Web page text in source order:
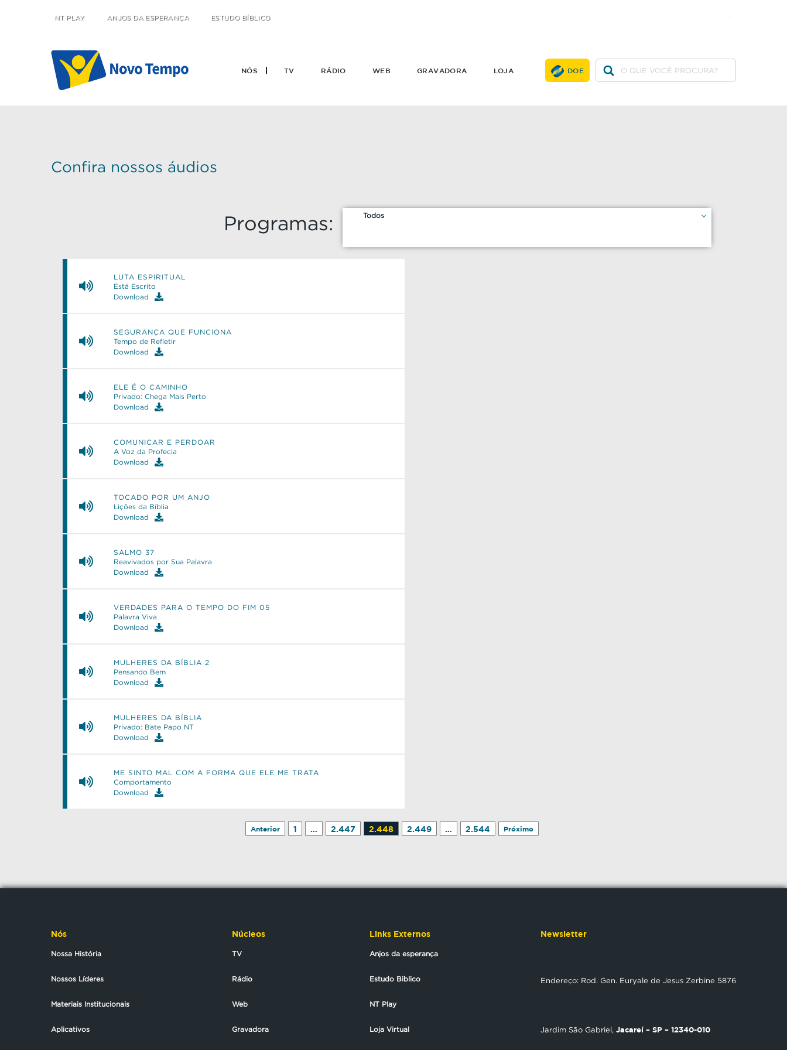
NÓS TV RÁDIO WEB
NT PLAY ANJOS DA ESPERANÇA ESTUDO BÍBLICO
GRAVADORA LOJA DOE
Confira nossos áudios
Programas: Todos
LUTA ESPIRITUAL
Está Escrito
Download
SEGURANÇA QUE FUNCIONA
Tempo de Refletir
Download
ELE É O CAMINHO
Privado: Chega Mais Perto
Download
COMUNICAR E PERDOAR
A Voz da Profecia
Download
TOCADO POR UM ANJO
Lições da Bíblia
Download
SALMO 37
Reavivados por Sua Palavra
Download
VERDADES PARA O TEMPO DO FIM 05
Palavra Viva
Download
MULHERES DA BÍBLIA 2
Pensando Bem
Download
MULHERES DA BÍBLIA
Privado: Bate Papo NT
Download
ME SINTO MAL COM A FORMA QUE ELE ME TRATA
Comportamento
Download
Anterior 1 … 2.447 2.448 2.449 … 2.544 Próximo
Nós
Nossa História
Nossos Líderes
Materiais Institucionais
Aplicativos
Núcleos
TV
Rádio
Web
Gravadora
Links Externos
Anjos da esperança
Estudo Biblico
NT Play
Loja Virtual
Newsletter
Endereço: Rod. Gen. Euryale de Jesus Zerbine 5876
Jardim São Gabriel, Jacareí – SP – 12340-010